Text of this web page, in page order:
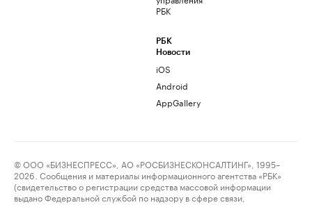
РБК
РБК
Новости
iOS
Android
AppGallery
© ООО «БИЗНЕСПРЕСС», АО «РОСБИЗНЕСКОНСАЛТИНГ», 1995–
2026. Сообщения и материалы информационного агентства «РБК»
(свидетельство о регистрации средства массовой информации
выдано Федеральной службой по надзору в сфере связи,